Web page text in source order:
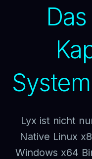
Lyx ist nicht
Native Linux
Windows x64